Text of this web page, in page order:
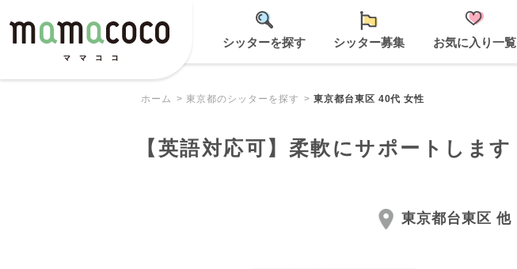
シッターを探す シッター募集 お気に入り一覧
ホーム 東京都のシッターを探す 東京都台東区 40代 女性
【英語対応可】柔軟にサポートします
東京都台東区 他